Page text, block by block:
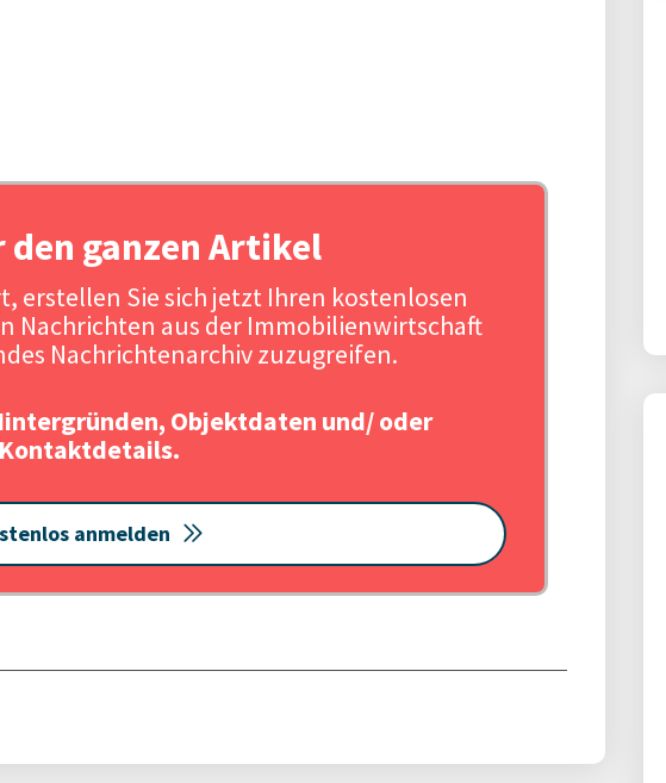
den ganzen Artikel
erstellen Sie sich jetzt Ihren kostenlosen
Nachrichten aus der Immobilienwirtschaft
Nachrichtenarchiv zuzugreifen.
Objektdaten und/ oder
Kontaktdetails.
anmelden